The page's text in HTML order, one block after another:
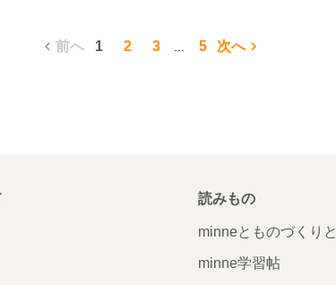
前へ 1 2 3 5 次へ
読みもの
minneとものづくりと
minne学習帖